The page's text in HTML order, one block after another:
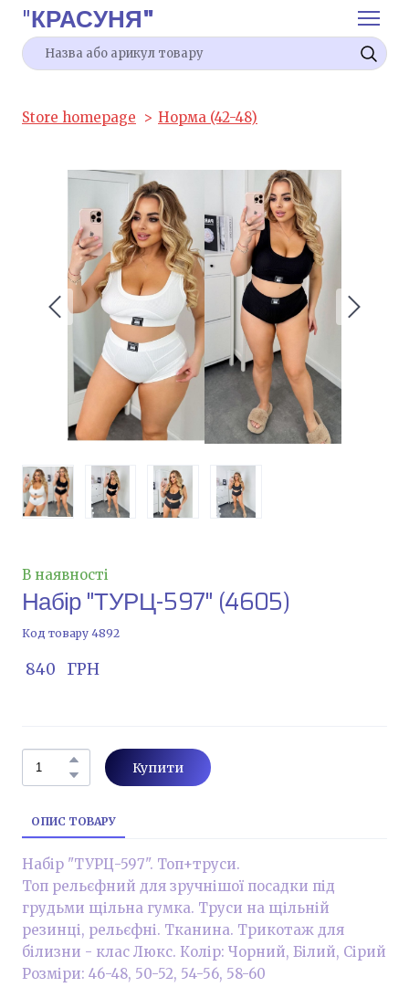
"КРАСУНЯ"
Store homepage Норма (42-48)
В наявності
Набір "ТУРЦ-597" (4605)
Код товару 4892
840   ГРН
Купити
ОПИС ТОВАРУ
Набір "ТУРЦ-597". Топ+труси.
Топ рельєфний для зручнішої посадки під
грудьми щільна гумка. Труси на щільній
резинці, рельєфні. Тканина. Трикотаж для
білизни - клас Люкс. Колір: Чорний, Білий, Сірий
Розміри: 46-48, 50-52, 54-56, 58-60